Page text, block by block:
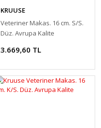
KRUUSE
Veteriner Makas. 16 cm. S/S.
Düz. Avrupa Kalite
3.669,60 TL